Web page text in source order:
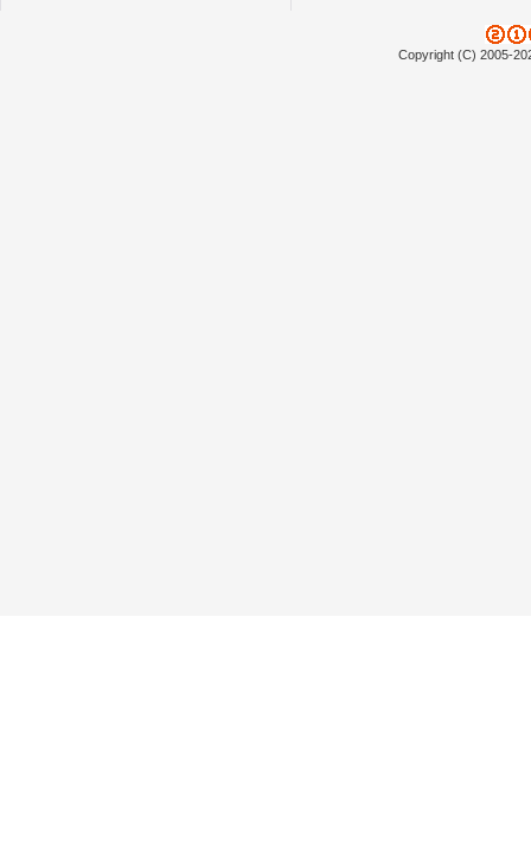
Copyright (C) 2005-